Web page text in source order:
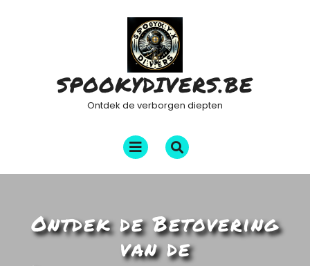
SPOOKYDIVERS.BE
Ontdek de verborgen diepten
Menu
openen
Ontdek de Betovering
van de